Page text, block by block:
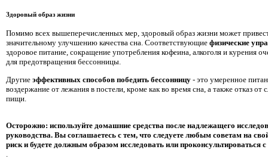
Здоровый образ жизни
Помимо всех вышеперечисленных мер, здоровый образ жизни может
значительному улучшению качества сна. Соответствующие физические
здоровое питание, сокращение употребления кофеина, алкоголя и курения
для предотвращения бессонницы.
Другие эффективных способов победить бессонницу - это умеренное
воздержание от лежания в постели, кроме как во время сна, а также отказ от
пищи.
Осторожно: используйте домашние средства после надлежащего
руководства. Вы соглашаетесь с тем, что следуете любым советам на
риск и будете должным образом исследовать или проконсультироваться
.